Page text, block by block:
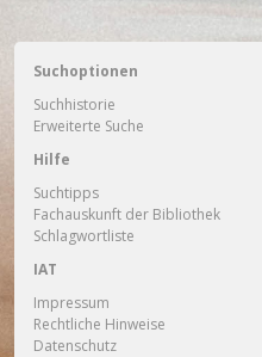
Suchoptionen
Suchhistorie
Erweiterte Suche
Hilfe
Suchtipps
Fachauskunft der Bibliothek
Schlagwortliste
IAT
Impressum
Rechtliche Hinweise
Datenschutz